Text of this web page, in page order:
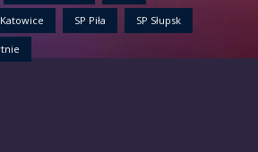
Katowice SP Piła SP Słupsk